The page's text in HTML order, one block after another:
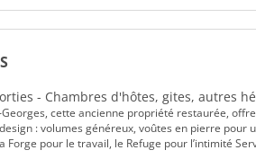
- Chambres d'hôtes, gites, autres
cette ancienne propriété restaurée,
: volumes généreux, voûtes en pierre pour
Forge pour le travail, le Refuge pour l’intimité